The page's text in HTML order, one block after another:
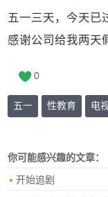
五一三天，今天已
感谢公司给我两天
0
五一 性教育 电
你可能感兴趣的文章：
开始追剧